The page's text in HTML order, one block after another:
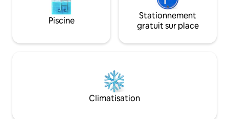
Piscine
Stationnement
gratuit sur place
Climatisation